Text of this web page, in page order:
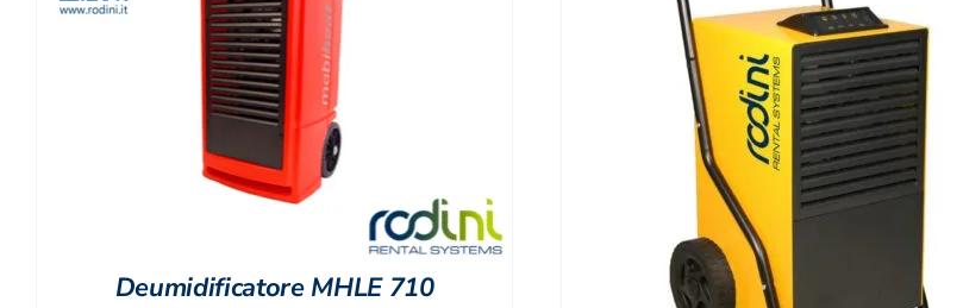
Deumidificatore MHLE 710